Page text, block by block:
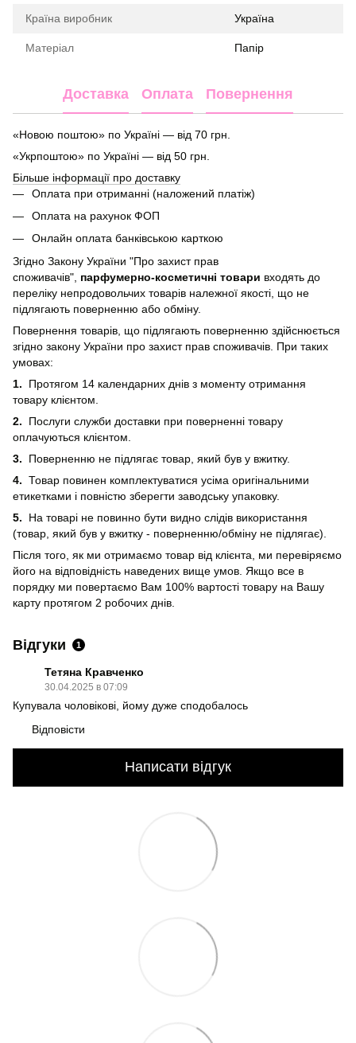
Країна виробник Україна
Матеріал Папір
Доставка Оплата Повернення
«Новою поштою» по Україні — від 70 грн.
«Укрпоштою» по Україні — від 50 грн.
Більше інформації про доставку
Оплата при отриманні (наложений платіж)
Оплата на рахунок ФОП
Онлайн оплата банківською карткою
Згідно Закону України "Про захист прав
споживачів", парфумерно-косметичні товари входять до
переліку непродовольчих товарів належної якості, що не
підлягають поверненню або обміну.
Повернення товарів, що підлягають поверненню здійснюється
згідно закону України про захист прав споживачів. При таких
умовах:
1.
Протягом 14 календарних днів з моменту отримання
товару клієнтом.
2. Послуги служби доставки при поверненні товару
оплачуються клієнтом.
3.
Поверненню не підлягає товар, який був у вжитку.
4. Товар повинен комплектуватися усіма оригінальними
етикетками і повністю зберегти заводську упаковку.
5. На товарі не повинно бути видно слідів використання
(товар, який був у вжитку - поверненню/обміну не підлягає).
Після того, як ми отримаємо товар від клієнта, ми перевіряємо
його на відповідність наведених вище умов. Якщо все в
порядку ми повертаємо Вам 100% вартості товару на Вашу
карту протягом 2 робочих днів.
Відгуки 1
Тетяна Кравченко
30.04.2025 в 07:09
Купувала чоловікові, йому дуже сподобалось
Відповісти
Написати відгук